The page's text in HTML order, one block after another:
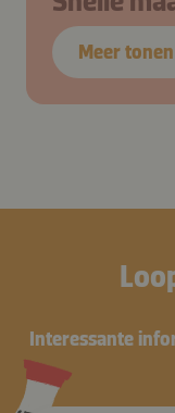
Meer tonen
Interessante